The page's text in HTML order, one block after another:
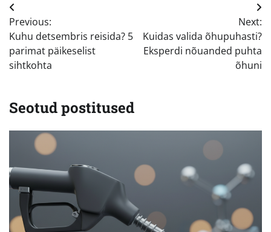
Navigeerimine
Previous:
Kuhu detsembris reisida? 5
parimat päikeselist
sihtkohta
Next:
Kuidas valida õhupuhasti?
Eksperdi nõuanded puhta
õhuni
Seotud postitused